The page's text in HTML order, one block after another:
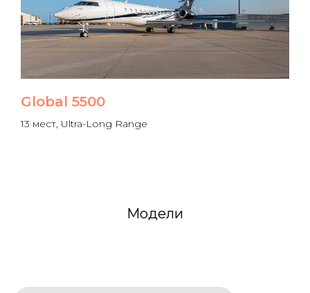
Global 5500
13 мест, Ultra-Long Range
Модели